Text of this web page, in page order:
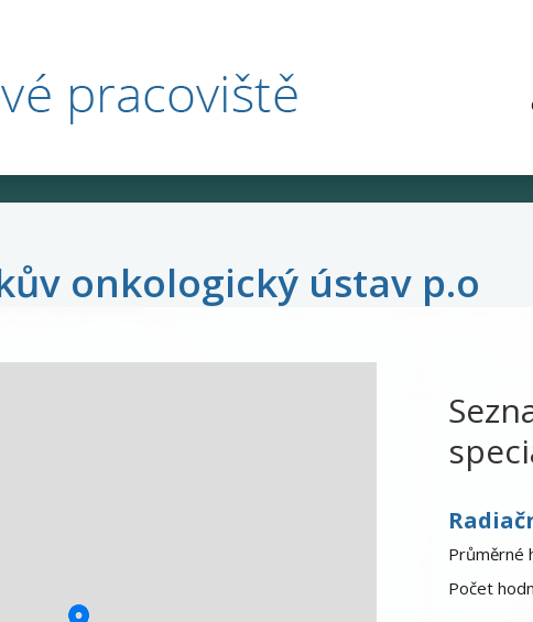
onkologický ústav p.o
Průměrné
Počet